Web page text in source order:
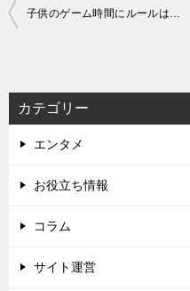
投
ビ
ゲ
ー
シ
子供のゲーム時間にルールは必要？上手に付き合うためにできることは？
カテゴリー
エンタメ
お役立ち情報
コラム
サイト運営